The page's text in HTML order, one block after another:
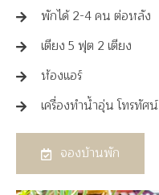
พักได้ 2-4 คน ต่อหลัง
เตียง 5 ฟุต 2 เตียง
ห้องแอร์
เครื่องทำน้ำอุ่น โทรทัศน์
จองบ้านพัก